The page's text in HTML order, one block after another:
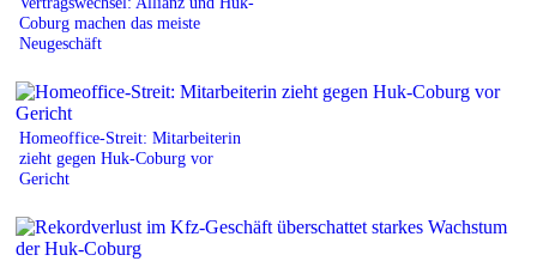
Coburg machen das meiste
Neugeschäft
Homeoffice-Streit: Mitarbeiterin
zieht gegen Huk-Coburg vor
Gericht